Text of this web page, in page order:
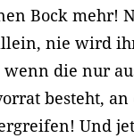
Bock mehr!
nie wird
die nur
besteht,
Und